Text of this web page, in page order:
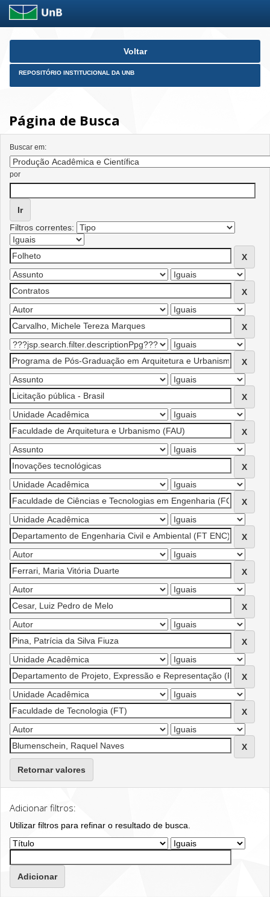
Skip
Voltar
REPOSITÓRIO INSTITUCIONAL DA UNB
Página de Busca
Buscar em:
por
Filtros correntes:
Retornar valores
Adicionar filtros:
Utilizar filtros para refinar o resultado de busca.